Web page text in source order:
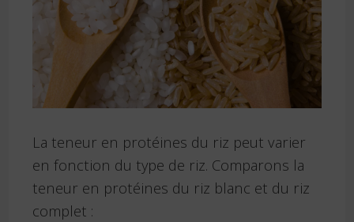
La teneur en protéines du riz peut varier
en fonction du type de riz. Comparons la
teneur en protéines du riz blanc et du riz
complet :